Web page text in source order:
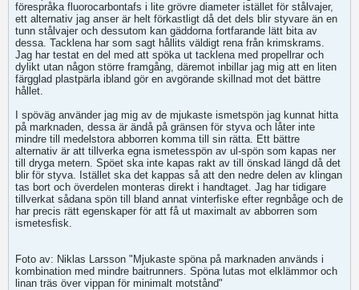
förespråka fluorocarbontafs i lite grövre diameter istället för stålvajer,
ett alternativ jag anser är helt förkastligt då det dels blir styvare än en
tunn stålvajer och dessutom kan gäddorna fortfarande lätt bita av
dessa. Tacklena har som sagt hållits väldigt rena från krimskrams.
Jag har testat en del med att spöka ut tacklena med propellrar och
dylikt utan någon större framgång, däremot inbillar jag mig att en liten
färgglad plastpärla ibland gör en avgörande skillnad mot det bättre
hållet.
I spöväg använder jag mig av de mjukaste ismetspön jag kunnat hitta
på marknaden, dessa är ändå på gränsen för styva och låter inte
mindre till medelstora abborren komma till sin rätta. Ett bättre
alternativ är att tillverka egna ismetesspön av ul-spön som kapas ner
till dryga metern. Spöet ska inte kapas rakt av till önskad längd då det
blir för styva. Istället ska det kappas så att den nedre delen av klingan
tas bort och överdelen monteras direkt i handtaget. Jag har tidigare
tillverkat sådana spön till bland annat vinterfiske efter regnbåge och de
har precis rätt egenskaper för att få ut maximalt av abborren som
ismetesfisk.
Foto av: Niklas Larsson "Mjukaste spöna på marknaden används i
kombination med mindre baitrunners. Spöna lutas mot elklämmor och
linan träs över vippan för minimalt motstånd"